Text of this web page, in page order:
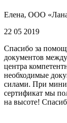
Елена, ООО
22 05 2019
Спасибо за
документов
центра
необходимые
силами. При
сертификат мы
на высоте!